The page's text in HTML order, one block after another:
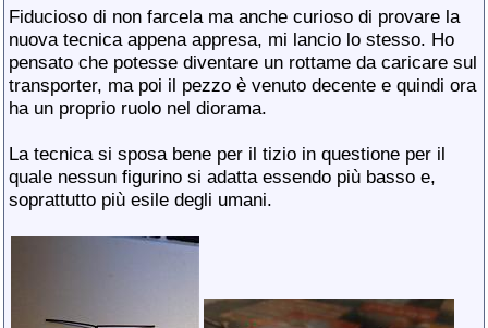
Fiducioso di non farcela ma anche curioso di provare la
nuova tecnica appena appresa, mi lancio lo stesso. Ho
pensato che potesse diventare un rottame da caricare sul
transporter, ma poi il pezzo è venuto decente e quindi ora
ha un proprio ruolo nel diorama.
La tecnica si sposa bene per il tizio in questione per il
quale nessun figurino si adatta essendo più basso e,
soprattutto più esile degli umani.